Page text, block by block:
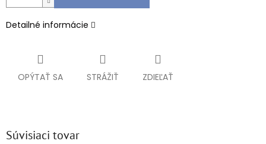
Detailné informácie
OPÝTAŤ SA STRÁŽIŤ ZDIEĽAŤ
Súvisiaci tovar